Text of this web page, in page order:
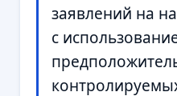
заявлений на
с